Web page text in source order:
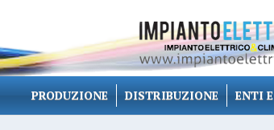
PRODUZIONE DISTRIBUZIONE ENTI